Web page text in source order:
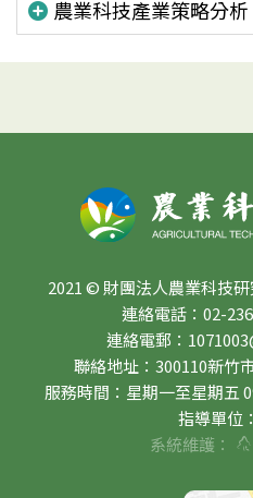
農業科技產業策略分析
2021 © 財團法人農業科技
連絡電話：02-
連絡電郵：
聯絡地址：300110新竹
服務時間：星期一至星期五
指導單位
系統維護：